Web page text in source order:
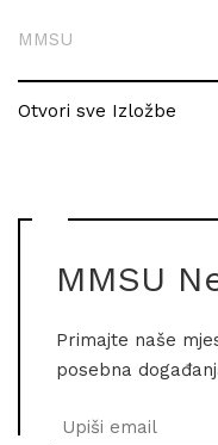
MMSU
Otvori sve Izložbe
MMSU
Primajte naše
posebna